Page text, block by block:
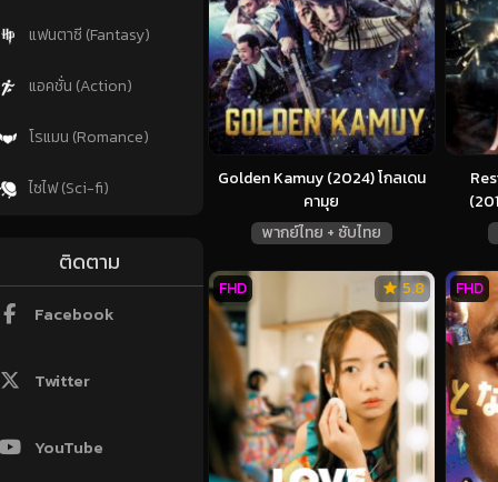
แฟนตาซี (Fantasy)
แอคชั่น (Action)
โรแมน (Romance)
ไซไฟ (Sci-fi)
ติดตาม
Facebook
Twitter
YouTube
Golden Kamuy (2024) โกลเดน
คามุย
พากย์ไทย + ซับไทย
5.8
FHD FHD